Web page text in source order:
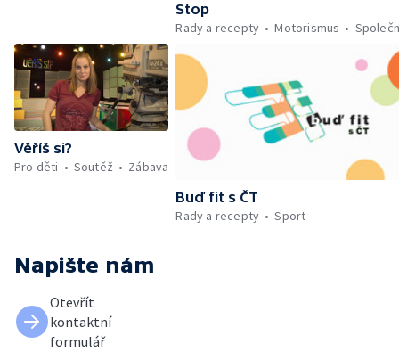
Stop
Rady a recepty
Motorismus
Věříš si?
Pro děti
Soutěž
Zábava
Buď fit s ČT
Rady a recepty
Sport
Napište nám
Otevřít
kontaktní
formulář